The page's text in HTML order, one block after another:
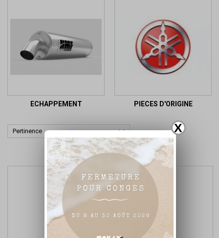
X
ECHAPPEMENT PIECES D'ORIGINE
Pertinence 
Affichage 1-2 de 2 article(s)